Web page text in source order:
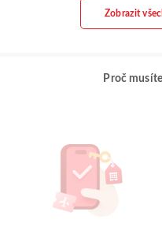
Zobrazit
Proč